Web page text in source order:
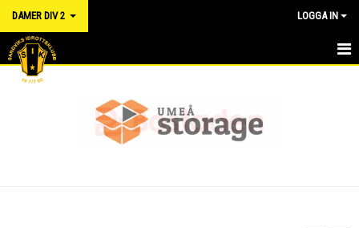
DAMER DIV 2 LOGGA IN
HEM